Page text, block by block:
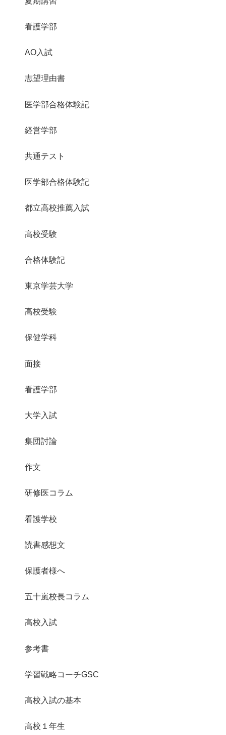
看護学部
AO入試
志望理由書
医学部合格体験記
経営学部
共通テスト
医学部合格体験記
都立高校推薦入試
高校受験
合格体験記
東京学芸大学
高校受験
保健学科
面接
看護学部
大学入試
集団討論
作文
研修医コラム
看護学校
読書感想文
保護者様へ
五十嵐校長コラム
高校入試
参考書
学習戦略コーチGSC
高校入試の基本
高校１年生